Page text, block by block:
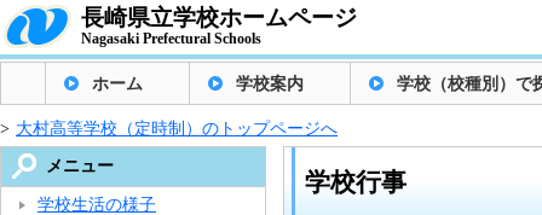
長崎県立学校ホームページ
Nagasaki Prefectural Schools
ホーム 学校案内 学校（校種別）で
> 大村高等学校（定時制）のトップページへ
学校行事
メニュー
学校生活の様子